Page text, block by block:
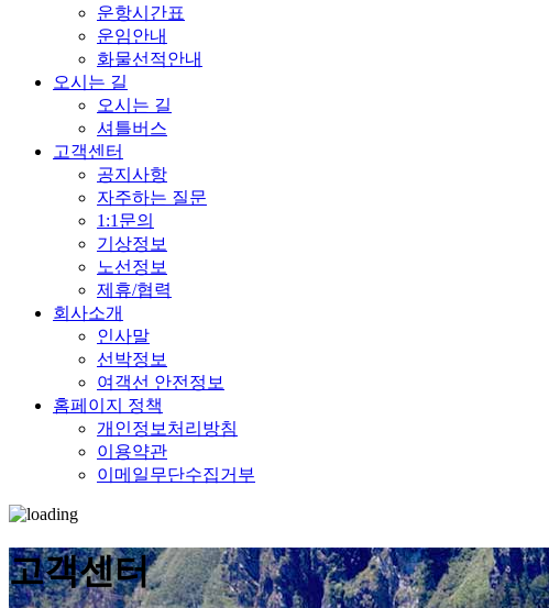
운항시간표
운임안내
화물선적안내
오시는 길
오시는 길
셔틀버스
고객센터
공지사항
자주하는 질문
1:1문의
기상정보
노선정보
제휴/협력
회사소개
인사말
선박정보
여객선 안전정보
홈페이지 정책
개인정보처리방침
이용약관
이메일무단수집거부
고객센터